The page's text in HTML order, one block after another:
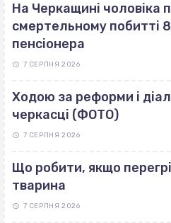
На Черкащині чоловіка
смертельному побитті
пенсіонера
7 СЕРПНЯ 2026
Ходою за реформи і
черкасці (ФОТО)
7 СЕРПНЯ 2026
Що робити, якщо
тварина
7 СЕРПНЯ 2026